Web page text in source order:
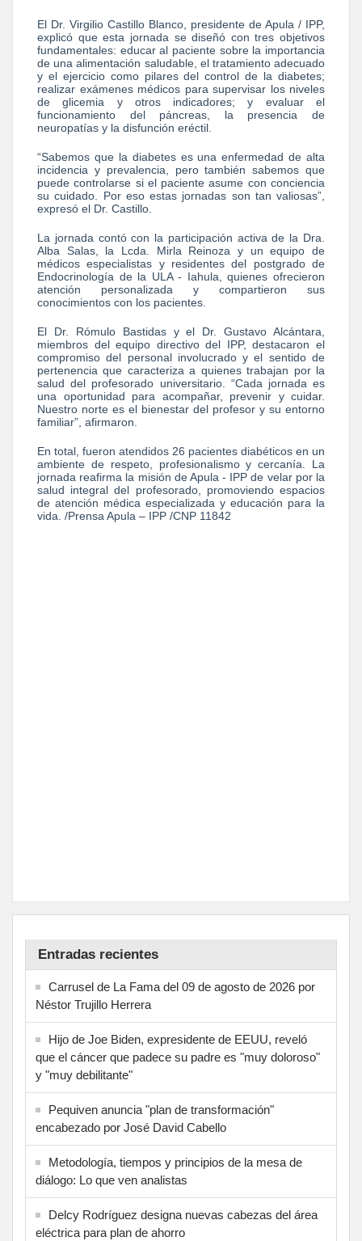
El Dr. Virgilio Castillo Blanco, presidente de Apula / IPP,
explicó que esta jornada se diseñó con tres objetivos
fundamentales: educar al paciente sobre la importancia
de una alimentación saludable, el tratamiento adecuado
y el ejercicio como pilares del control de la diabetes;
realizar exámenes médicos para supervisar los niveles
de glicemia y otros indicadores; y evaluar el
funcionamiento del páncreas, la presencia de
neuropatías y la disfunción eréctil.
“Sabemos que la diabetes es una enfermedad de alta
incidencia y prevalencia, pero también sabemos que
puede controlarse si el paciente asume con conciencia
su cuidado. Por eso estas jornadas son tan valiosas”,
expresó el Dr. Castillo.
La jornada contó con la participación activa de la Dra.
Alba Salas, la Lcda. Mirla Reinoza y un equipo de
médicos especialistas y residentes del postgrado de
Endocrinología de la ULA - Iahula, quienes ofrecieron
atención personalizada y compartieron sus
conocimientos con los pacientes.
El Dr. Rómulo Bastidas y el Dr. Gustavo Alcántara,
miembros del equipo directivo del IPP, destacaron el
compromiso del personal involucrado y el sentido de
pertenencia que caracteriza a quienes trabajan por la
salud del profesorado universitario. “Cada jornada es
una oportunidad para acompañar, prevenir y cuidar.
Nuestro norte es el bienestar del profesor y su entorno
familiar”, afirmaron.
En total, fueron atendidos 26 pacientes diabéticos en un
ambiente de respeto, profesionalismo y cercanía. La
jornada reafirma la misión de Apula - IPP de velar por la
salud integral del profesorado, promoviendo espacios
de atención médica especializada y educación para la
vida. /Prensa Apula – IPP /CNP 11842
Entradas recientes
Carrusel de La Fama del 09 de agosto de 2026 por
Néstor Trujillo Herrera
Hijo de Joe Biden, expresidente de EEUU, reveló
que el cáncer que padece su padre es "muy doloroso"
y "muy debilitante"
Pequiven anuncia "plan de transformación"
encabezado por José David Cabello
Metodología, tiempos y principios de la mesa de
diálogo: Lo que ven analistas
Delcy Rodríguez designa nuevas cabezas del área
eléctrica para plan de ahorro